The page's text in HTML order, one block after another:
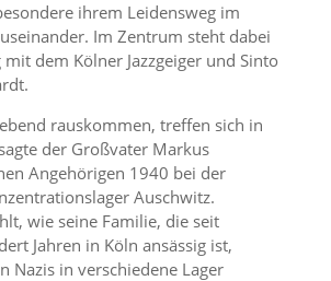
ihrem Leidensweg im
Im Zentrum steht dabei
mit dem Kölner Jazzgeiger und Sinto
rauskommen, treffen sich in
der Großvater Markus
Angehörigen 1940 bei der
Auschwitz.
wie seine Familie, die seit
Jahren in Köln ansässig ist,
Nazis in verschiedene Lager